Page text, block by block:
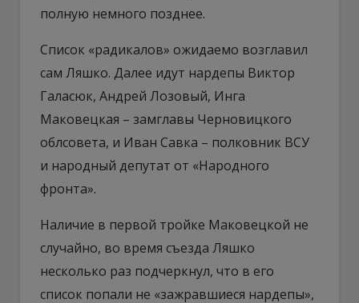
полную немного позднее.
Список «радикалов» ожидаемо возглавил
сам Ляшко. Далее идут нардепы Виктор
Галасюк, Андрей Лозовый, Инга
Маковецкая – замглавы Черновицкого
облсовета, и Иван Савка – полковник ВСУ
и народный депутат от «Народного
фронта».
Наличие в первой тройке Маковецкой не
случайно, во время съезда Ляшко
несколько раз подчеркнул, что в его
список попали не «зажравшиеся нардепы»,